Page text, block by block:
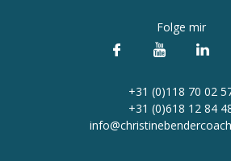
Folge mir
+31 (0)118 70 02
+31 (0)618 12 84